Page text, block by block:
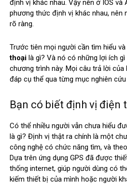
định vị khác nhau. Vậy nên ở IOS và
phương thức định vị khác nhau, nên
rõ ràng.
Trước tiên mọi người cần tìm hiểu
thoại là gì? Và nó có những lợi ích
chương trình này. Mọi câu trả lời
đáp cụ thể qua từng mục nghiên cứu
Bạn có biết định vị điện
Có thể nhiều người vẫn chưa hiểu
là gì? Định vị thật ra chính là một
công nghệ có chức năng tìm, và
Dựa trên ứng dụng GPS đã được
thống internet, giúp người dùng có
kiếm thiết bị của mình hoặc người